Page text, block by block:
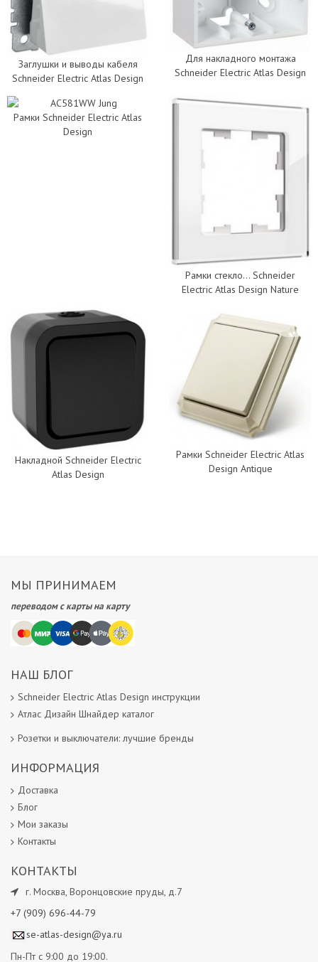
Заглушки и выводы кабеля
Schneider Electric Atlas Design
Для накладного монтажа
Schneider Electric Atlas Design
Рамки Schneider Electric Atlas
Design
Рамки стекло... Schneider
Electric Atlas Design Nature
Накладной Schneider Electric
Atlas Design
Рамки Schneider Electric Atlas
Design Antique
МЫ ПРИНИМАЕМ
переводом с карты на карту
НАШ БЛОГ
Schneider Electric Atlas Design инструкции
Атлас Дизайн Шнайдер каталог
Розетки и выключатели: лучшие бренды
ИНФОРМАЦИЯ
Доставка
Блог
Мои заказы
Контакты
КОНТАКТЫ
г. Москва, Воронцовские пруды, д.7
+7 (909) 696-44-79
se-atlas-design@ya.ru
Пн-Пт с 9:00 до 19:00.